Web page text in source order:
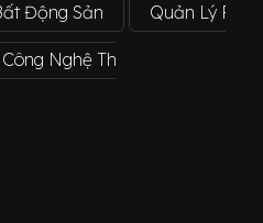
Động Sản Quản Lý Rủi
Nghệ Thông Tin (IT) (Risk